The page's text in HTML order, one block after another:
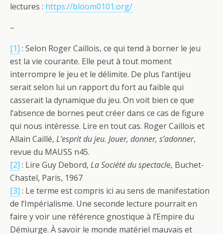
lectures : https://bloom0101.org/
–
[1] : Selon Roger Caillois, ce qui tend à borner le jeu
est la vie courante. Elle peut à tout moment
interrompre le jeu et le délimite. De plus l’antijeu
serait selon lui un rapport du fort au faible qui
casserait la dynamique du jeu. On voit bien ce que
l’absence de bornes peut créer dans ce cas de figure
qui nous intéresse. Lire en tout cas. Roger Caillois et
Allain Caillé, L’esprit du jeu. Jouer, donner, s’adonner,
revue du MAUSS n45.
[2] : Lire Guy Debord, La Société du spectacle, Buchet-
Chastel, Paris, 1967
[3] : Le terme est compris ici au sens de manifestation
de l’Impérialisme. Une seconde lecture pourrait en
faire y voir une référence gnostique à l’Empire du
Démiurge. À savoir le monde matériel mauvais et